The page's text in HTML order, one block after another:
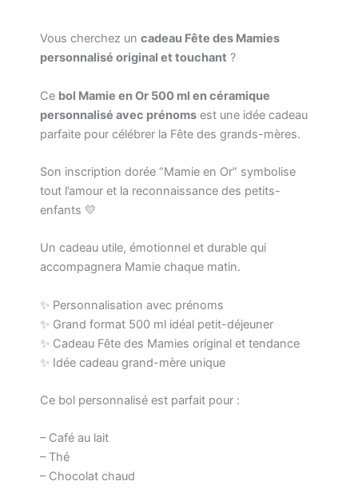
cadeau
des
mères
Vous cherchez un cadeau Fête des Mamies
personnalisé original et touchant ?
Ce bol Mamie en Or 500 ml en céramique
personnalisé avec prénoms est une idée cadeau
parfaite pour célébrer la Fête des grands-mères.
Son inscription dorée “Mamie en Or” symbolise
tout l’amour et la reconnaissance des petits-
enfants 💛
Un cadeau utile, émotionnel et durable qui
accompagnera Mamie chaque matin.
✨ Personnalisation avec prénoms
✨ Grand format 500 ml idéal petit-déjeuner
✨ Cadeau Fête des Mamies original et tendance
✨ Idée cadeau grand-mère unique
Ce bol personnalisé est parfait pour :
– Café au lait
– Thé
– Chocolat chaud